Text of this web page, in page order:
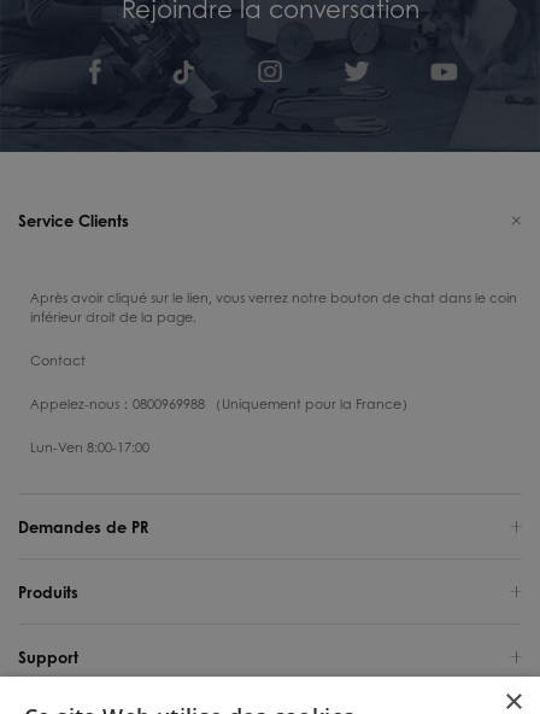
Rejoindre la conversation
Service Clients
Après avoir cliqué sur le lien, vous verrez notre bouton de chat dans le coin
inférieur droit de la page.
Contact
Appelez-nous：0800969988 （Uniquement pour la France）
Lun-Ven 8:00-17:00
Demandes de PR
Produits
Support
×